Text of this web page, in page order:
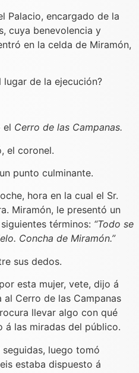
Palacio, encargado de la
cuya benevolencia y
en la celda de Miramón,
de la ejecución?
el Cerro de las Campanas.
el coronel.
punto culminante.
hora en la cual el Sr.
Miramón, le presentó un
términos: “Todo se
Concha de Miramón.”
sus dedos.
esta mujer, vete, dijo á
Cerro de las Campanas
llevar algo con qué
las miradas del público.
luego tomó
estaba dispuesto á